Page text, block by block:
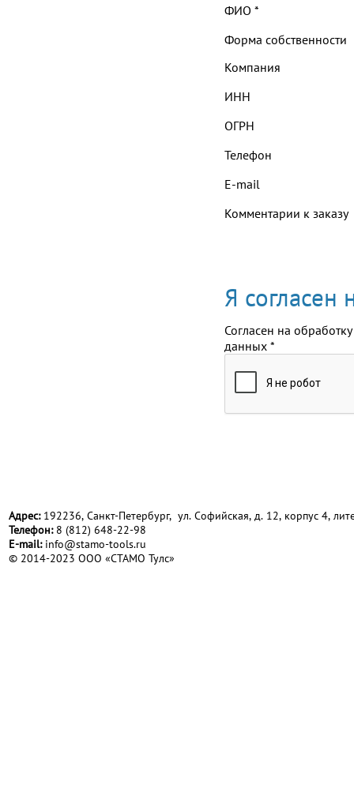
ФИО *
Форма собственности
Компания
ИНН
ОГРН
Телефон
E-mail
Комментарии к заказу
Я согласен
Согласен на обработку
данных *
Адрес:192236, Санкт-Петербург, ул. Софийская, д. 12, корпус 4,
Телефон:8 (812) 648-22-98
Е-mail: info@stamo-tools.ru
© 2014-2023 ООО «СТАМО Тулс»